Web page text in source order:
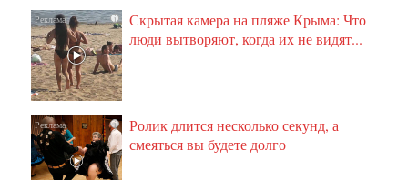
i
Скрытая камера на пляже Крыма: Что
люди вытворяют, когда их не видят...
i
Ролик длится несколько секунд, а
смеяться вы будете долго